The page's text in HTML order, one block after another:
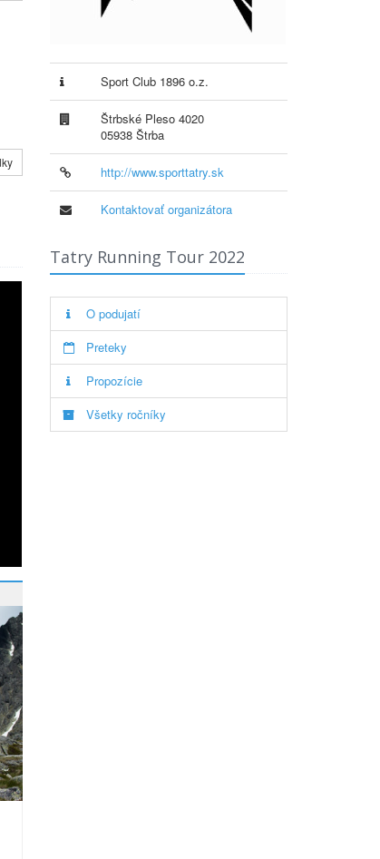
Sport Club 1896 o.z.
Štrbské Pleso 4020
05938 Štrba
http://www.sporttatry.sk
Kontaktovať organizátora
Tatry Running Tour 2022
O podujatí
Preteky
Propozície
Všetky ročníky